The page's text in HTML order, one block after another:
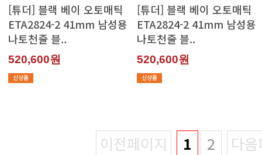
나토천줄 블..
520,600원
나토천줄 블..
520,600원
이전페이지 1 2 다